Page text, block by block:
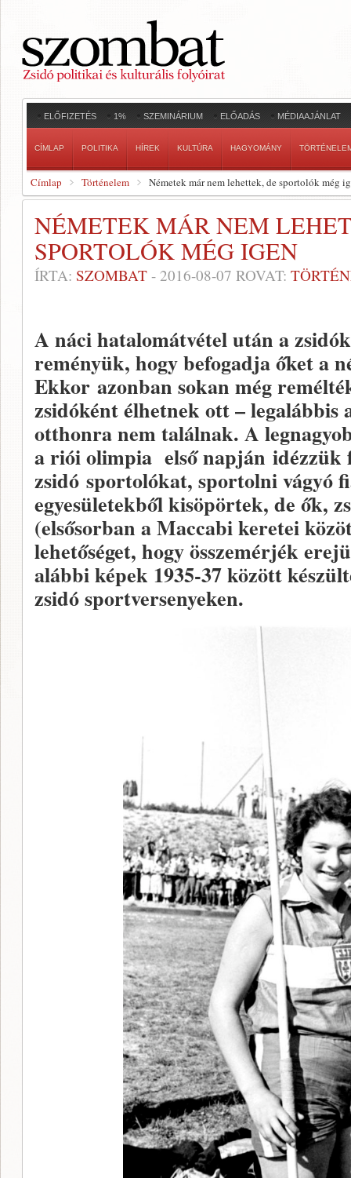
ELŐFIZETÉS 1% SZEMINÁRIUM ELŐADÁS MÉDIAAJÁNLAT
CÍMLAP POLITIKA HÍREK KULTÚRA HAGYOMÁNY
Címlap Történelem Németek már nem lehettek, de sportolók még
NÉMETEK MÁR NEM
SPORTOLÓK MÉG IGEN
ÍRTA: SZOMBAT - 2016-08-07 ROVAT:
A náci hatalomátvétel után a
reményük, hogy befogadja őket a
Ekkor azonban sokan még
zsidóként élhetnek ott – legalábbis
otthonra nem találnak. A
a riói olimpia első napján idézzük
zsidó sportolókat, sportolni vágyó
egyesületekből kisöpörtek, de ők,
(elsősorban a Maccabi keretei
lehetőséget, hogy összemérjék
alábbi képek 1935-37 között
zsidó sportversenyeken.